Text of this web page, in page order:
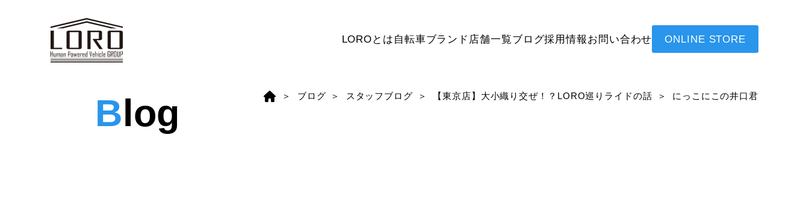
LOROとは 自転車ブランド 店舗一覧ブログ採用情報 お問い合わせ ONLINE STORE
Blog ブログ スタッフブログ 【東京店】大小織り交ぜ！？LORO巡りライドの話 にっこにこの井口君